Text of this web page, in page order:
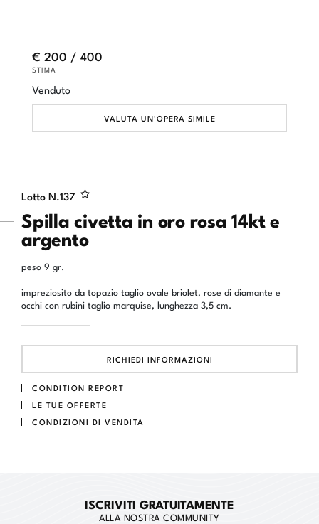
Lotto N.137
Spilla civetta in oro rosa 14kt e
argento
peso 9 gr.
impreziosito da topazio taglio ovale briolet, rose di diamante e
occhi con rubini taglio marquise, lunghezza 3,5 cm.
RICHIEDI INFORMAZIONI
CONDITION REPORT
LE TUE OFFERTE
CONDIZIONI DI VENDITA
€ 200 / 400
STIMA
Venduto
VALUTA UN'OPERA SIMILE
ISCRIVITI GRATUITAMENTE
ALLA NOSTRA COMMUNITY